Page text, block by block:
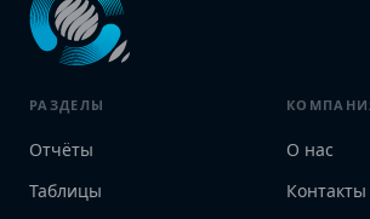
РАЗДЕЛЫ
Отчёты
Таблицы
О нас
Контакты